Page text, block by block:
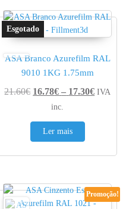
16.78€ through 17.30€
ASA Branco Azurefilm RAL
9010 1KG 1.75mm
21.60€ 16.78€ – 17.30€Price
IVA
inc.
Ler mais
Promoção!